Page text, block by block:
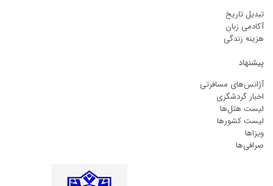
تبدیل تاریخ
آکادمی زبان
هزینه زندگی
پیشنهاد
آژانس‌های مسافرتی
اخبار گردشگری
لیست هتل‌ها
لیست کشورها
ویزاها
صرافی‌ها